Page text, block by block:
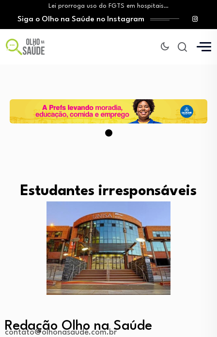
Lei prorroga uso do FGTS em hospitais…
Brasil registra alta taxa de diagnósticos tardios…
O Monte Tabor entrega à Bahia um…
Aleitamento materno: Salvador amplia ações de incentivo…
Medicamento incorporado ao SUS reduz em até…
Siga o Olho na Saúde no Instagram
Estudantes irresponsáveis
Redação Olho na Saúde
contato@olhonasaude.com.br